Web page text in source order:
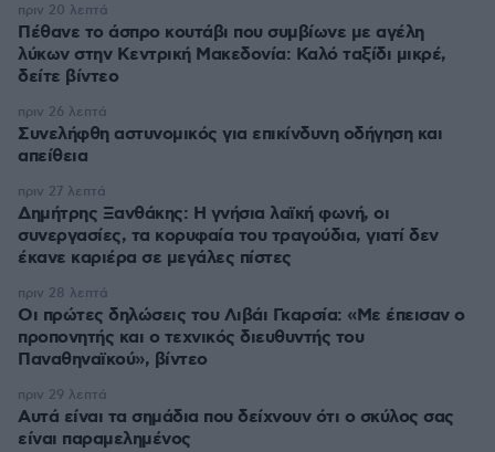
Πέθανε το άσπρο κουτάβι που συμβίωνε με αγέλη
λύκων στην Κεντρική Μακεδονία: Καλό ταξίδι μικρέ,
δείτε βίντεο
πριν 20 λεπτά
Συνελήφθη αστυνομικός για επικίνδυνη οδήγηση και
απείθεια
πριν 26 λεπτά
Δημήτρης Ξανθάκης: Η γνήσια λαϊκή φωνή, οι
συνεργασίες, τα κορυφαία του τραγούδια, γιατί δεν
έκανε καριέρα σε μεγάλες πίστες
πριν 27 λεπτά
Οι πρώτες δηλώσεις του Λιβάι Γκαρσία: «Με έπεισαν ο
προπονητής και ο τεχνικός διευθυντής του
Παναθηναϊκού», βίντεο
πριν 28 λεπτά
Αυτά είναι τα σημάδια που δείχνουν ότι ο σκύλος σας
είναι παραμελημένος
πριν 29 λεπτά